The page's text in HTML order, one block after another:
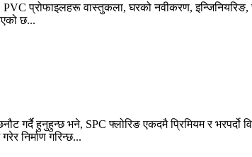
PVC प्रोफाइलहरू वास्तुकला, घरको नवीकरण,
छ...
गर्दै हुनुहुन्छ भने, SPC फ्लोरिङ एकदमै प्रिमियम र
निर्माण गरिन्छ...